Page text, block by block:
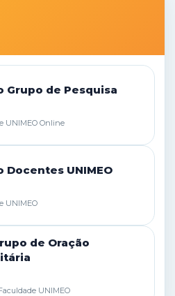
Grupo de Pesquisa
UNIMEO Online
Docentes UNIMEO
UNIMEO
de Oração
UNIMEO